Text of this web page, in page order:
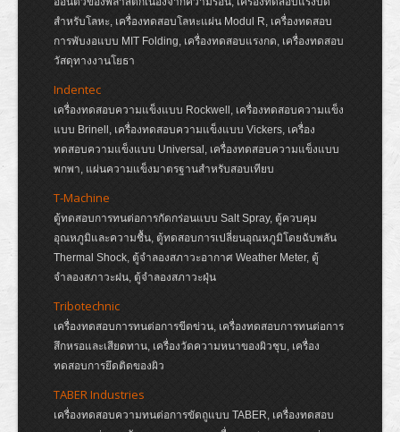
สำหรับโลหะ, เครื่องทดสอบโลหะแผ่น Modul R, เครื่องทดสอบ
การพับงอแบบ MIT Folding, เครื่องทดสอบแรงกด, เครื่องทดสอบ
วัสดุทางงานโยธา
Indentec
เครื่องทดสอบความแข็งแบบ Rockwell, เครื่องทดสอบความแข็ง
แบบ Brinell, เครื่องทดสอบความแข็งแบบ Vickers, เครื่อง
ทดสอบความแข็งแบบ Universal, เครื่องทดสอบความแข็งแบบ
พกพา, แผ่นความแข็งมาตรฐานสำหรับสอบเทียบ
T-Machine
ตู้ทดสอบการทนต่อการกัดกร่อนแบบ Salt Spray, ตู้ควบคุม
อุณหภูมิและความชื้น, ตู้ทดสอบการเปลี่ยนอุณหภูมิโดยฉับพลัน
Thermal Shock, ตู้จำลองสภาวะอากาศ Weather Meter, ตู้
จำลองสภาวะฝน, ตู้จำลองสภาวะฝุ่น
Tribotechnic
เครื่องทดสอบการทนต่อการขีดข่วน, เครื่องทดสอบการทนต่อการ
สึกหรอและเสียดทาน, เครื่องวัดความหนาของผิวชุบ, เครื่อง
ทดสอบการยึดติดของผิว
TABER Industries
เครื่องทดสอบความทนต่อการขัดถูแบบ TABER, เครื่องทดสอบ